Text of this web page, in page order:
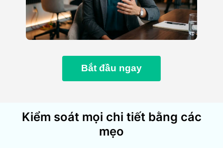
Bắt đầu ngay
Kiểm soát mọi chi tiết bằng các
mẹo